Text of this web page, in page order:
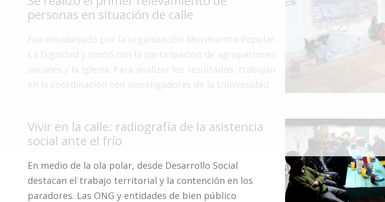
Cartelera
Fotos
Familia
personas en situación de calle
Fue encabezado por la organización Movimiento Popular
La Dignidad y contó con la participación de agrupaciones
sociales y la Iglesia. Para analizar los resultados, trabajan
en la coordinación con investigadores de la Universidad.
Vivir en la calle: radiografía de la asistencia
social ante el frío
En medio de la ola polar, desde Desarrollo Social
destacan el trabajo territorial y la contención en los
paradores. Las ONG y entidades de bien público